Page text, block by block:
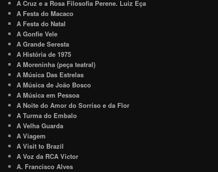
A Cruz e a Rosa Filosofia Perene. Luiz Eça
A Festa do Macaco
A Festa do Natal
A Gonfie Vele
A Grande Seresta
A História de 1975
A Moreninha (peça teatral)
A Música Das Estrelas
A Música de João Bosco
A Música em Pessoa
A Noite do Amor do Sorriso e da Flor
A Turma do Embalo
A Velha Guarda
A Viagem
A Visit to Brazil
A Voz da RCA Victor
A. Francisco Alves